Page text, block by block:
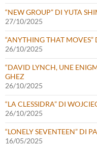
“NEW GROUP” DI YUTA
27/10/2025
“ANYTHING THAT MOVES”
26/10/2025
“DAVID LYNCH, UNE
GHEZ
26/10/2025
“LA CLESSIDRA” DI
26/10/2025
“LONELY SEVENTEEN” DI
16/05/2025